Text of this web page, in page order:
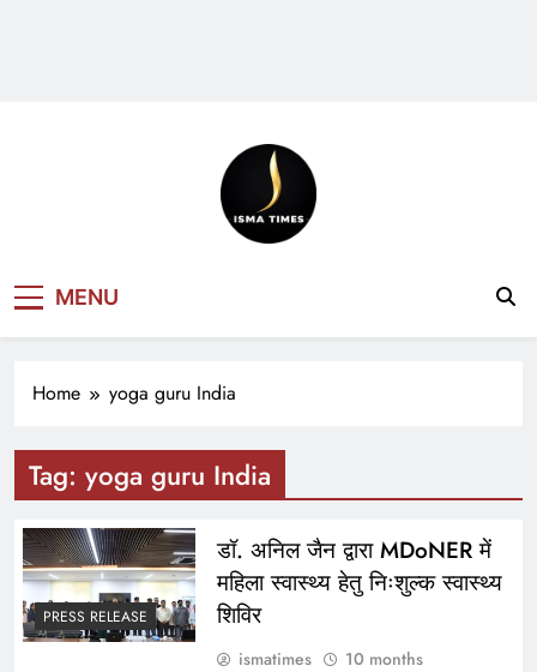
NEWS
MENU
Home yoga guru India
Tag: yoga guru India
PRESS RELEASE
डॉ. अनिल जैन द्वारा MDoNER में
महिला स्वास्थ्य हेतु निःशुल्क स्वास्थ्य
शिविर
ismatimes
10 months